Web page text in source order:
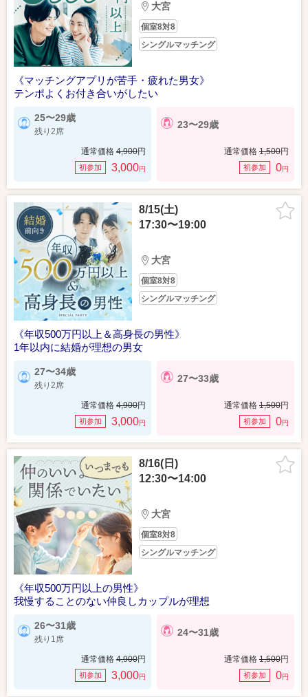
大宮
個室8対8
シングルマッチング
《マッチングアプリが苦手・疲れた男女》
テンポよくお付き合いがしたい
25〜29歳
残り2席
通常価格 4,900円
初参加 3,000円
23〜29歳
通常価格 1,500円
初参加 0円
8/15(土)
17:30〜19:00
大宮
個室8対8
シングルマッチング
《年収500万円以上＆高身長の男性》
1年以内に結婚が理想の男女
27〜34歳
残り2席
通常価格 4,900円
初参加 3,000円
27〜33歳
通常価格 1,500円
初参加 0円
8/16(日)
12:30〜14:00
大宮
個室8対8
シングルマッチング
《年収500万円以上の男性》
我慢することのない仲良しカップルが理想
26〜31歳
残り1席
通常価格 4,900円
初参加 3,000円
24〜31歳
通常価格 1,500円
初参加 0円